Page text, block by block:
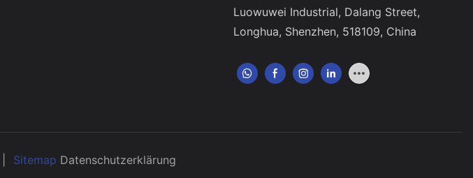
Luowuwei Industrial, Dalang Street,
Longhua, Shenzhen, 518109, China
Sitemap Datenschutzerklärung